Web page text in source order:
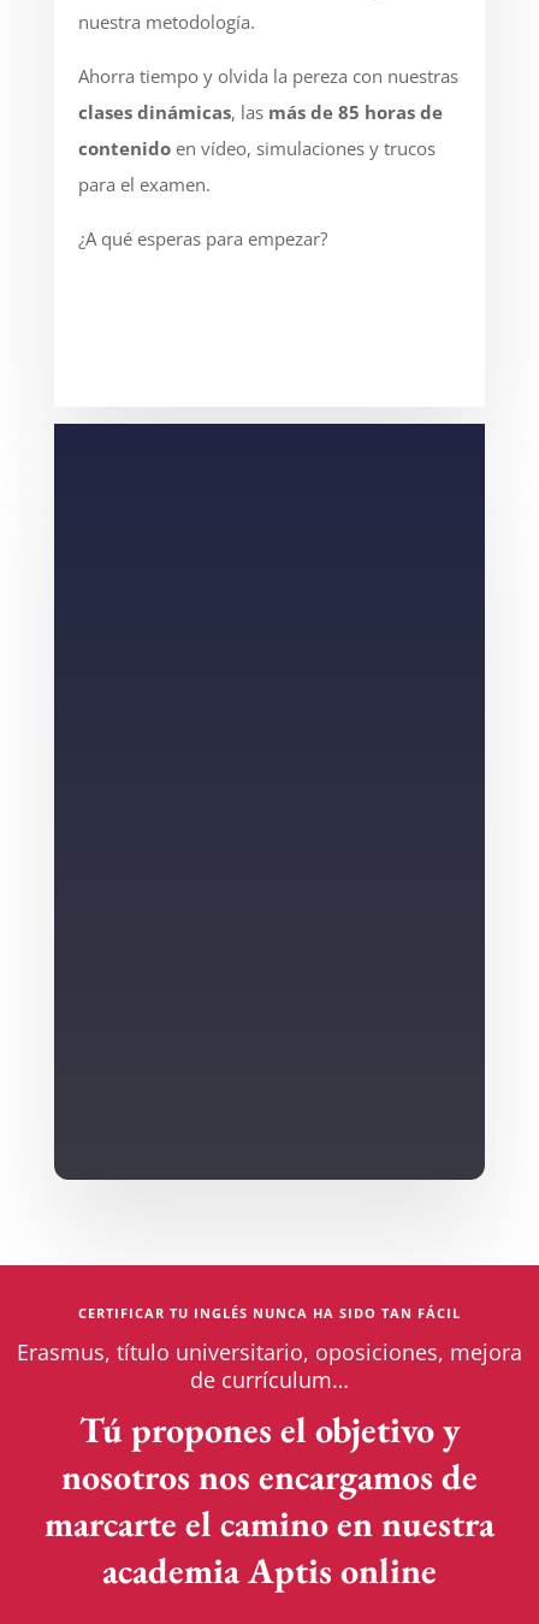
nuestra metodología.
Ahorra tiempo y olvida la pereza con nuestras
clases dinámicas, las más de 85 horas de
contenido en vídeo, simulaciones y trucos
para el examen.
¿A qué esperas para empezar?
CERTIFICAR TU INGLÉS NUNCA HA SIDO TAN FÁCIL
Erasmus, título universitario, oposiciones, mejora
de currículum…
Tú propones el objetivo y
nosotros nos encargamos de
marcarte el camino en nuestra
academia Aptis online